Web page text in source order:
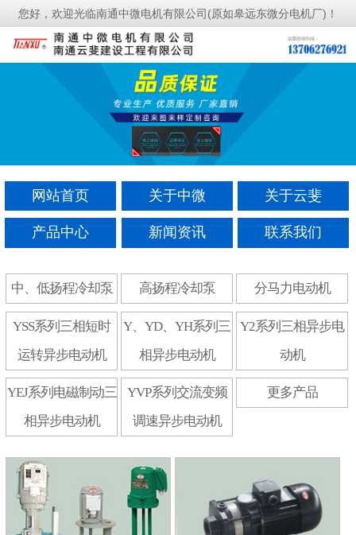
您好，欢迎光临南通中微电机有限公司(原如皋远东微分电机厂)！
网站首页 关于中微 关于云斐
产品中心 新闻资讯 联系我们
中、低扬程冷却泵 高扬程冷却泵 分马力电动机
YSS系列三相短时
运转异步电动机
Y、YD、YH系列三
相异步电动机
Y2系列三相异步电
动机
YEJ系列电磁制动三
相异步电动机
YVP系列交流变频
调速异步电动机
更多产品